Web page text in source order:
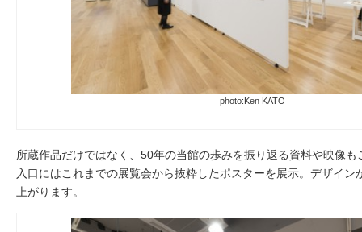
photo:Ken KATO
所蔵作品だけではなく、50年の当館の歩みを振り返る資料や映像も
入口にはこれまでの展覧会から抜粋したポスターを展示。デザイン
上がります。